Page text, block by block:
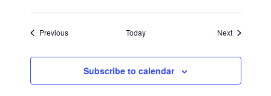
PreviousEvents Today NextEvents
Subscribe to calendar